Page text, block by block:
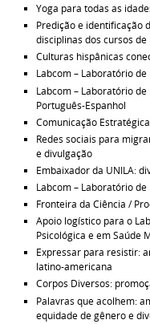
Yoga para todas as
Predição e identificação
disciplinas dos cursos
Culturas hispânicas
Labcom – Laboratório
Labcom – Laboratório
Português-Espanhol
Comunicação
Redes sociais para
e divulgação
Embaixador da UNILA:
Labcom – Laboratório
Fronteira da Ciência /
Apoio logístico para o
Psicológica e em Saúde
Expressar para resistir:
latino-americana
Corpos Diversos:
Palavras que acolhem:
equidade de gênero e